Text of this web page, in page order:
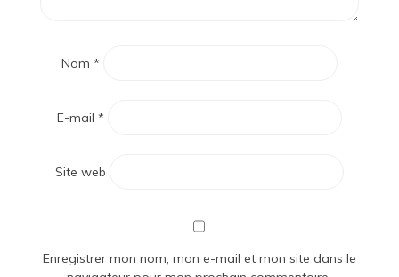
Nom *
E-mail *
Site web
Enregistrer mon nom, mon e-mail et mon site dans le